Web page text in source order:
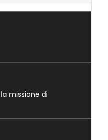
missione di